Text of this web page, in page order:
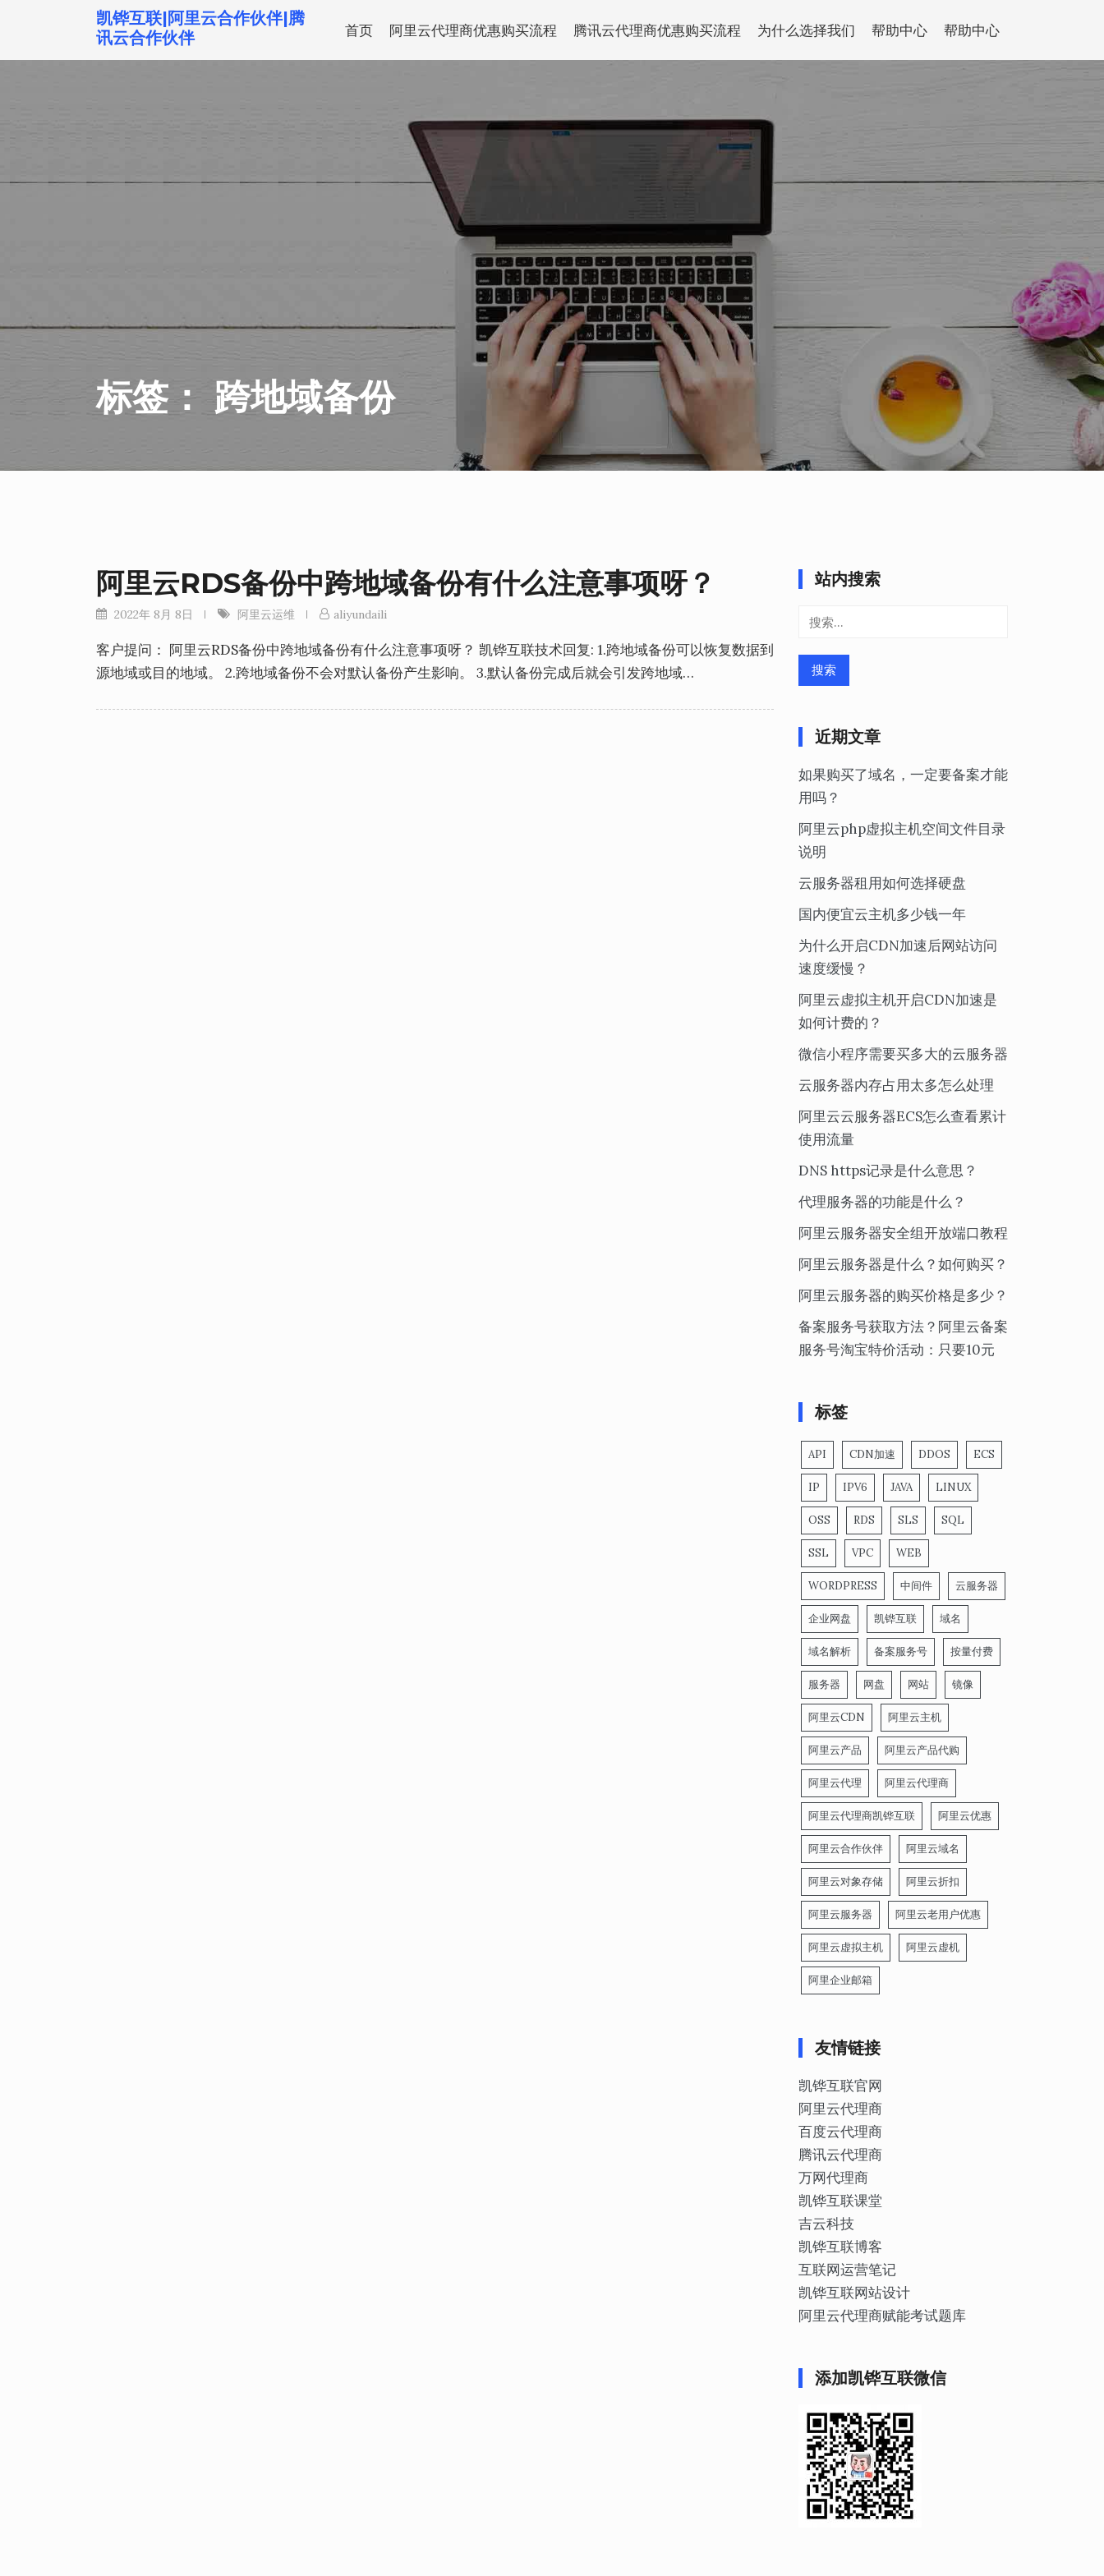
到
凯铧互联|阿里云合作伙伴|腾
讯云合作伙伴
首页 阿里云代理商优惠购买流程 腾讯云代理商优惠购买流程 为什么选择我们 帮助中心 帮助中心
标签： 跨地域备份
阿里云RDS备份中跨地域备份有什么注意事项呀？
2022年 8月 8日 阿里云运维 aliyundaili
客户提问： 阿里云RDS备份中跨地域备份有什么注意事项呀？ 凯铧互联技术回复: 1.跨地域备份可以恢复数据到
源地域或目的地域。 2.跨地域备份不会对默认备份产生影响。 3.默认备份完成后就会引发跨地域…
站内搜索
搜
近期文章
如果购买了域名，一定要备案才能
用吗？
阿里云php虚拟主机空间文件目录
说明
云服务器租用如何选择硬盘
国内便宜云主机多少钱一年
为什么开启CDN加速后网站访问
速度缓慢？
阿里云虚拟主机开启CDN加速是
如何计费的？
微信小程序需要买多大的云服务器
云服务器内存占用太多怎么处理
阿里云云服务器ECS怎么查看累计
使用流量
DNS https记录是什么意思？
代理服务器的功能是什么？
阿里云服务器安全组开放端口教程
阿里云服务器是什么？如何购买？
阿里云服务器的购买价格是多少？
备案服务号获取方法？阿里云备案
服务号淘宝特价活动：只要10元
标签
API CDN加速 DDOS ECS
IP IPV6 JAVA LINUX
OSS RDS SLS SQL
SSL VPC WEB
WORDPRESS 中间件 云服务器
企业网盘 凯铧互联 域名
域名解析 备案服务号 按量付费
服务器 网盘 网站 镜像
阿里云CDN 阿里云主机
阿里云产品 阿里云产品代购
阿里云代理 阿里云代理商
阿里云代理商凯铧互联 阿里云优惠
阿里云合作伙伴 阿里云域名
阿里云对象存储 阿里云折扣
阿里云服务器 阿里云老用户优惠
阿里云虚拟主机 阿里云虚机
阿里企业邮箱
友情链接
凯铧互联官网
阿里云代理商
百度云代理商
腾讯云代理商
万网代理商
凯铧互联课堂
吉云科技
凯铧互联博客
互联网运营笔记
凯铧互联网站设计
阿里云代理商赋能考试题库
添加凯铧互联微信